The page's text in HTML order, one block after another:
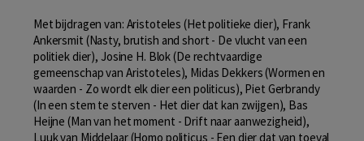
Met bijdragen van: Aristoteles (Het politieke dier), Frank
Ankersmit (Nasty, brutish and short - De vlucht van een
politiek dier), Josine H. Blok (De rechtvaardige
gemeenschap van Aristoteles), Midas Dekkers (Wormen en
waarden - Zo wordt elk dier een politicus), Piet Gerbrandy
(In een stem te sterven - Het dier dat kan zwijgen), Bas
Heijne (Man van het moment - Drift naar aanwezigheid),
Luuk van Middelaar (Homo politicus - Een dier dat van toeval